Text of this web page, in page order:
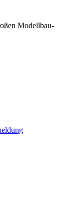
Modellbau-